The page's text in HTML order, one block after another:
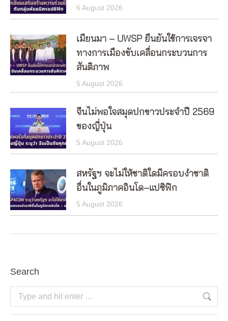
6 August 2026
เมียนมา – UWSP ยืนยันใช้การเจรจา
ทางการเมืองขับเคลื่อนกระบวนการ
สันติภาพ
5 August 2026
จีนไม่พอใจสมุดปกขาวประจำปี 2569
ของญี่ปุ่น
5 August 2026
สหรัฐฯ จะไม่ให้ชาติใดมีครอบงำชาติ
อื่นในภูมิภาคอินโด–แปซิฟิก
5 August 2026
Search
Search: